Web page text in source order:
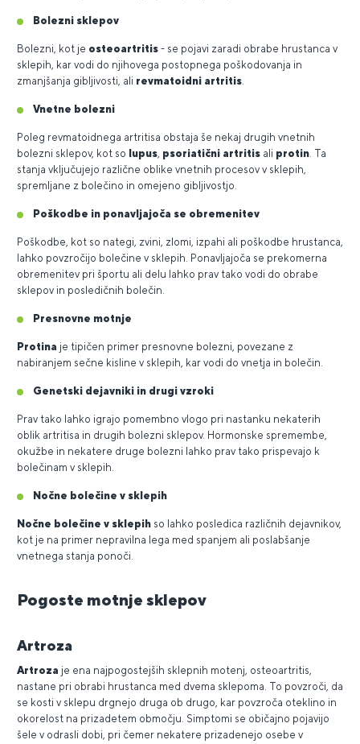
Bolezni sklepov
Bolezni, kot je osteoartritis - se pojavi zaradi obrabe hrustanca v
sklepih, kar vodi do njihovega postopnega poškodovanja in
zmanjšanja gibljivosti, ali revmatoidni artritis.
Vnetne bolezni
Poleg revmatoidnega artritisa obstaja še nekaj drugih vnetnih
bolezni sklepov, kot so lupus, psoriatični artritis ali protin. Ta
stanja vključujejo različne oblike vnetnih procesov v sklepih,
spremljane z bolečino in omejeno gibljivostjo.
Poškodbe in ponavljajoča se obremenitev
Poškodbe, kot so nategi, zvini, zlomi, izpahi ali poškodbe hrustanca,
lahko povzročijo bolečine v sklepih. Ponavljajoča se prekomerna
obremenitev pri športu ali delu lahko prav tako vodi do obrabe
sklepov in posledičnih bolečin.
Presnovne motnje
Protina je tipičen primer presnovne bolezni, povezane z
nabiranjem sečne kisline v sklepih, kar vodi do vnetja in bolečin.
Genetski dejavniki in drugi vzroki
Prav tako lahko igrajo pomembno vlogo pri nastanku nekaterih
oblik artritisa in drugih bolezni sklepov. Hormonske spremembe,
okužbe in nekatere druge bolezni lahko prav tako prispevajo k
bolečinam v sklepih.
Nočne bolečine v sklepih
Nočne bolečine v sklepih so lahko posledica različnih dejavnikov,
kot je na primer nepravilna lega med spanjem ali poslabšanje
vnetnega stanja ponoči.
Pogoste motnje sklepov
Artroza
Artroza je ena najpogostejših sklepnih motenj, osteoartritis,
nastane pri obrabi hrustanca med dvema sklepoma. To povzroči, da
se kosti v sklepu drgnejo druga ob drugo, kar povzroča oteklino in
okorelost na prizadetem območju. Simptomi se običajno pojavijo
šele v odrasli dobi, pri čemer nekatere prizadenejo osebe v